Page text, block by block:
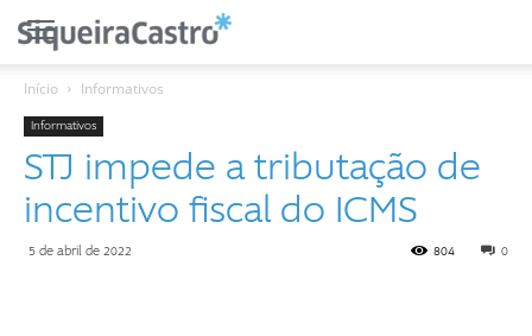
Início Informativos
Informativos
STJ impede a tributação de
incentivo fiscal do ICMS
5 de abril de 2022 0
804